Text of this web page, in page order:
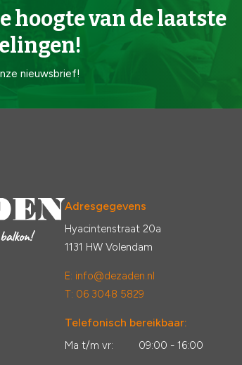
hoogte van de laatste
nieuwsbrief!
Adresgegevens
Hyacintenstraat 20a
1131 HW Volendam
E: info@dezaden.nl
T: 06 3048 5829
Telefonisch bereikbaar:
Ma t/m vr: 09:00 - 16:00